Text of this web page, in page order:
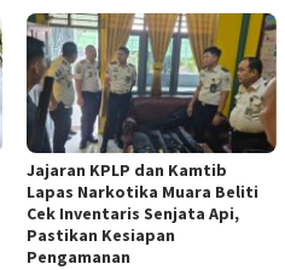
Jajaran KPLP dan Kamtib
Lapas Narkotika Muara Beliti
Cek Inventaris Senjata Api,
Pastikan Kesiapan
Pengamanan